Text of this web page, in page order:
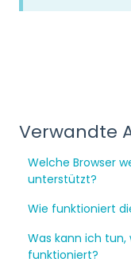
Verwandte
Welche Browser
unterstützt?
Wie funktioniert
Was kann ich
funktioniert?